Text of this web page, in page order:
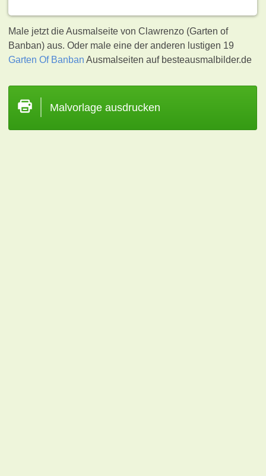
Male jetzt die Ausmalseite von Clawrenzo (Garten of
Banban) aus. Oder male eine der anderen lustigen 19
Garten Of Banban Ausmalseiten auf besteausmalbilder.de
Malvorlage ausdrucken